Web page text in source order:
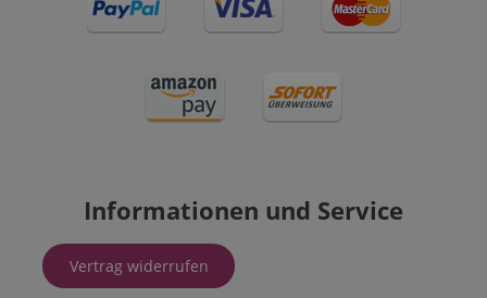
Informationen und Service
Vertrag widerrufen